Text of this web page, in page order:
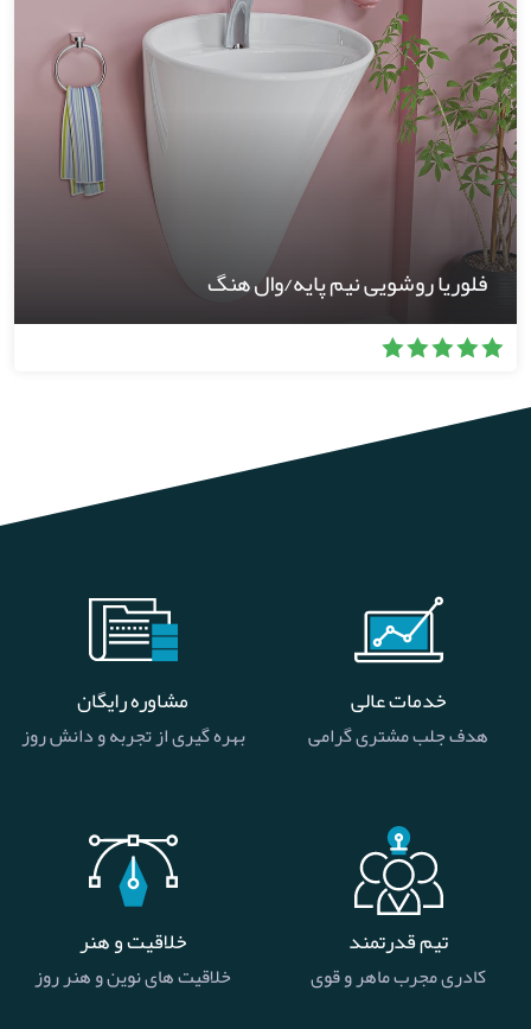
فلوریا روشویی نیم پایه/وال هنگ
خدمات عالی
هدف جلب مشتری گرامی
مشاوره رایگان
بهره گیری از تجربه و دانش روز
تیم قدرتمند
کادری مجرب ماهر و قوی
خلاقیت و هنر
خلاقیت های نوین و هنر روز